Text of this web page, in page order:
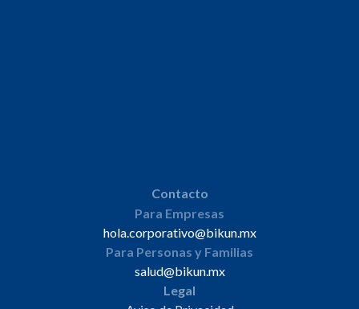
Contacto
Para Empresas
hola.corporativo@bikun.mx
Para Personas y Familias
salud@bikun.mx
Legal